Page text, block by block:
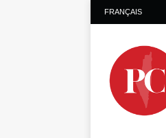
FRANÇAIS